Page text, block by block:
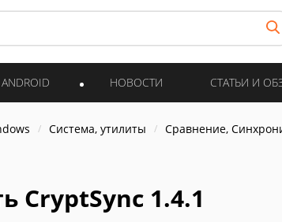
ANDROID НОВОСТИ СТАТЬИ И
Система, утилиты Сравнение,
CryptSync 1.4.1